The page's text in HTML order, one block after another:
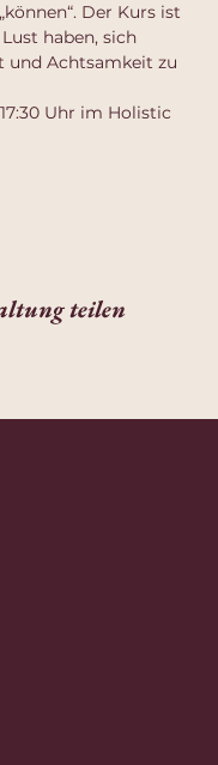
Der Kurs ist
haben, sich
und Achtsamkeit zu
Uhr im Holistic
teilen